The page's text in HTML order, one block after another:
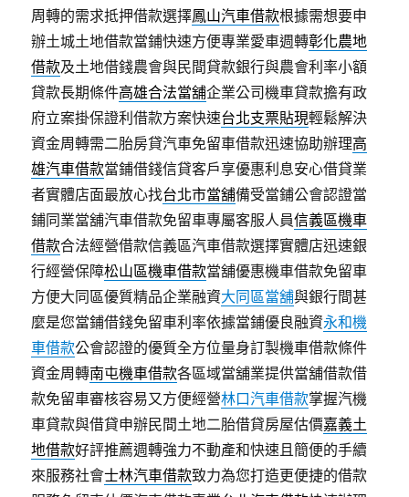
周轉的需求抵押借款選擇鳳山汽車借款根據需想要申
辦土城土地借款當鋪快速方便專業愛車週轉彰化農地
借款及土地借錢農會與民間貸款銀行與農會利率小額
貸款長期條件高雄合法當舖企業公司機車貸款擔有政
府立案掛保證利借款方案快速台北支票貼現輕鬆解決
資金周轉需二胎房貸汽車免留車借款迅速協助辦理高
雄汽車借款當鋪借錢信貸客戶享優惠利息安心借貸業
者實體店面最放心找台北市當舖備受當鋪公會認證當
鋪同業當舖汽車借款免留車專屬客服人員信義區機車
借款合法經營借款信義區汽車借款選擇實體店迅速銀
行經營保障松山區機車借款當舖優惠機車借款免留車
方便大同區優質精品企業融資大同區當舖與銀行間甚
麼是您當鋪借錢免留車利率依據當鋪優良融資永和機
車借款公會認證的優質全方位量身訂製機車借款條件
資金周轉南屯機車借款各區域當舖業提供當舖借款借
款免留車審核容易又方便經營林口汽車借款掌握汽機
車貸款與借貸申辦民間土地二胎借貸房屋估價嘉義土
地借款好評推薦週轉強力不動產和快速且簡便的手續
來服務社會士林汽車借款致力為您打造更便捷的借款